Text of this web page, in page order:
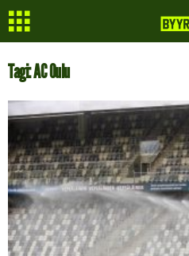
Tagi: AC Oulu